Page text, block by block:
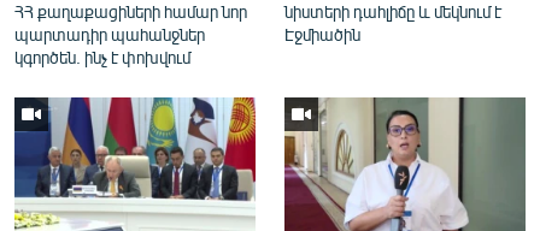
«Ազատության» բոլոր կայքերը
ՀՀ քաղաքացիների համար նոր
պարտադիր պահանջներ
կգործեն. ինչ է փոխվում
նիստերի դահլիճը և մեկնում է
Էջմիածին